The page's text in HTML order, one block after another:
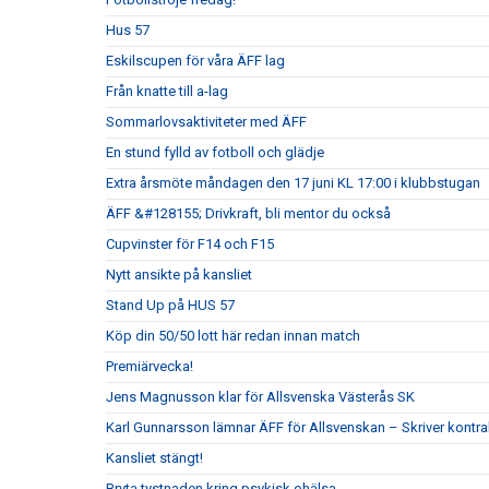
Hus 57
Eskilscupen för våra ÄFF lag
Från knatte till a-lag
Sommarlovsaktiviteter med ÄFF
En stund fylld av fotboll och glädje
Extra årsmöte måndagen den 17 juni KL 17:00 i klubbstugan
ÄFF &#128155; Drivkraft, bli mentor du också
Cupvinster för F14 och F15
Nytt ansikte på kansliet
Stand Up på HUS 57
Köp din 50/50 lott här redan innan match
Premiärvecka!
Jens Magnusson klar för Allsvenska Västerås SK
Karl Gunnarsson lämnar ÄFF för Allsvenskan – Skriver
Kansliet stängt!